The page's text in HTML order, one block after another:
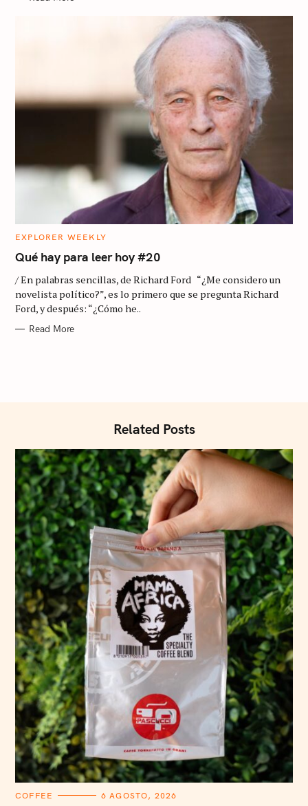
C
T
E
O
I
E
EXPLORER WEEKLY
Qué hay para leer hoy #20
/ En palabras sencillas, de Richard Ford “¿Me considero un
novelista político?”, es lo primero que se pregunta Richard
Ford, y después: “¿Cómo he..
Read More
Related Posts
C
COFFEE 6 AGOSTO, 2026
S
r
f
r
: